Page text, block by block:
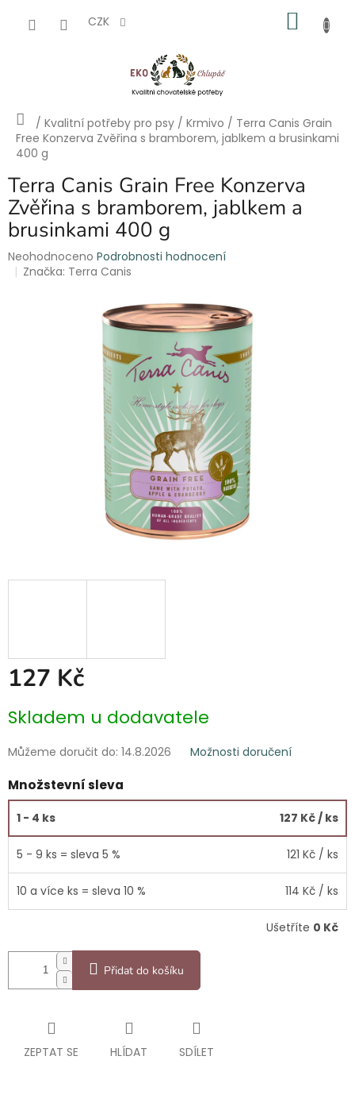
CZK
Domů
/ Kvalitní potřeby pro psy / Krmivo / Terra Canis Grain
Free Konzerva Zvěřina s bramborem, jablkem a brusinkami
400 g
Terra Canis Grain Free Konzerva
Zvěřina s bramborem, jablkem a
brusinkami 400 g
Průměrné
hodnocení
Neohodnoceno Podrobnosti hodnocení
Značka: Terra Canis
127 Kč
cena:
Skladem u dodavatele
Můžeme doručit do: 14.8.2026 Možnosti doručení
Množstevní sleva
1 - 4 ks 127 Kč / ks
5 - 9 ks = sleva 5 % 121 Kč / ks
10 a více ks = sleva 10 % 114 Kč / ks
Ušetříte 0 Kč
Přidat do košíku
ZEPTAT SE HLÍDAT SDÍLET